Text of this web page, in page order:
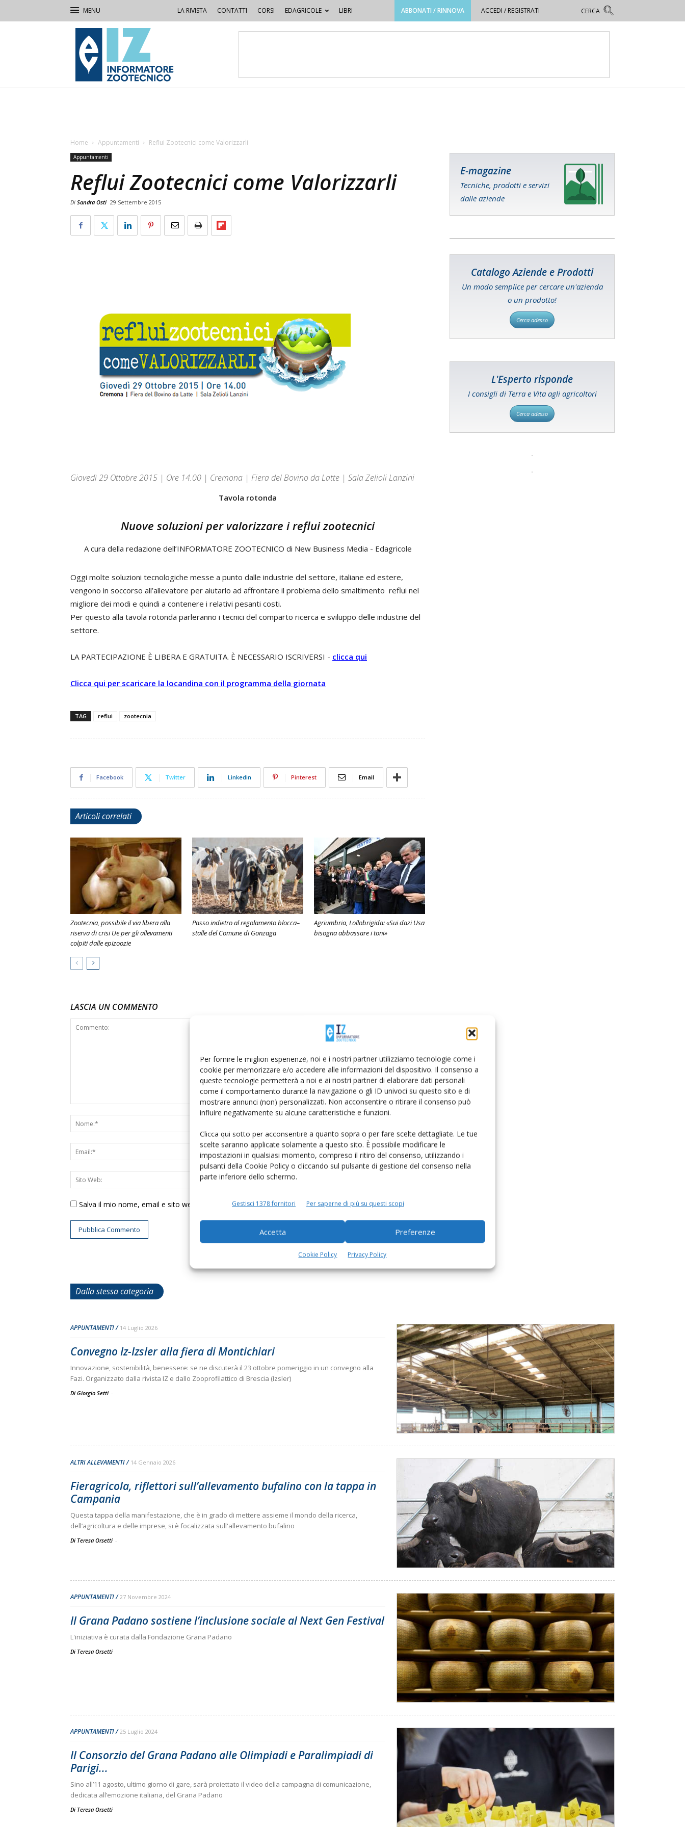
Per fornire le migliori esperienze, noi e i nostri partner utilizziamo tecnologie come i
cookie per memorizzare e/o accedere alle informazioni del dispositivo. Il consenso a
queste tecnologie permetterà a noi e ai nostri partner di elaborare dati personali
come il comportamento durante la navigazione o gli ID univoci su questo sito e di
mostrare annunci (non) personalizzati. Non acconsentire o ritirare il consenso può
influire negativamente su alcune caratteristiche e funzioni.
Clicca qui sotto per acconsentire a quanto sopra o per fare scelte dettagliate. Le tue
scelte saranno applicate solamente a questo sito. È possibile modificare le
impostazioni in qualsiasi momento, compreso il ritiro del consenso, utilizzando i
pulsanti della Cookie Policy o cliccando sul pulsante di gestione del consenso nella
parte inferiore dello schermo.
Gestisci 1378 fornitori Per saperne di più su questi scopi
Accetta Preferenze
Cookie Policy Privacy Policy
LA RIVISTA CONTATTI CORSI EDAGRICOLE LIBRI ABBONATI / RINNOVA ACCEDI / REGISTRATI
IZ
Informatore
Zootecnico
Home Appuntamenti Reflui Zootecnici come Valorizzarli
Appuntamenti
Reflui Zootecnici come Valorizzarli
Di Sandra Osti 29 Settembre 2015
Giovedì 29 Ottobre 2015 | Ore 14.00 | Cremona | Fiera del Bovino da Latte | Sala Zelioli Lanzini
Tavola rotonda
Nuove soluzioni per valorizzare i reflui zootecnici
A cura della redazione dell’INFORMATORE ZOOTECNICO di New Business Media - Edagricole
Oggi molte soluzioni tecnologiche messe a punto dalle industrie del settore, italiane ed estere,
vengono in soccorso all’allevatore per aiutarlo ad affrontare il problema dello smaltimento reflui nel
migliore dei modi e quindi a contenere i relativi pesanti costi.
Per questo alla tavola rotonda parleranno i tecnici del comparto ricerca e sviluppo delle industrie del
settore.
LA PARTECIPAZIONE È LIBERA E GRATUITA. È NECESSARIO ISCRIVERSI - clicca qui
Clicca qui per scaricare la locandina con il programma della giornata
TAG reflui zootecnia
Facebook Twitter Linkedin Pinterest Email
Articoli correlati
Zootecnia, possibile il via libera alla
riserva di crisi Ue per gli allevamenti
colpiti dalle epizoozie
Passo indietro al regolamento blocca–
stalle del Comune di Gonzaga
Agriumbria, Lollobrigida: «Sui dazi Usa
bisogna abbassare i toni»
LASCIA UN COMMENTO
Salva il mio nome, email e sito web in questo browser per la prossima volta che commento.
E-magazine
Tecniche, prodotti e servizi
dalle aziende
Catalogo Aziende e Prodotti
Un modo semplice per cercare un'azienda
o un prodotto!
Cerca adesso
L'Esperto risponde
I consigli di Terra e Vita agli agricoltori
Cerca adesso
Dalla stessa categoria
APPUNTAMENTI 14 Luglio 2026
Convegno Iz-Izsler alla fiera di Montichiari
Innovazione, sostenibilità, benessere: se ne discuterà il 23 ottobre pomeriggio in un convegno alla
Fazi. Organizzato dalla rivista IZ e dallo Zooprofilattico di Brescia (Izsler)
Di Giorgio Setti -
ALTRI ALLEVAMENTI 14 Gennaio 2026
Fieragricola, riflettori sull’allevamento bufalino con la tappa in
Campania
Questa tappa della manifestazione, che è in grado di mettere assieme il mondo della ricerca,
dell’agricoltura e delle imprese, si è focalizzata sull'allevamento bufalino
Di Teresa Orsetti -
APPUNTAMENTI 27 Novembre 2024
Il Grana Padano sostiene l’inclusione sociale al Next Gen Festival
L'iniziativa è curata dalla Fondazione Grana Padano
Di Teresa Orsetti
APPUNTAMENTI 25 Luglio 2024
Il Consorzio del Grana Padano alle Olimpiadi e Paralimpiadi di
Parigi...
Sino all’11 agosto, ultimo giorno di gare, sarà proiettato il video della campagna di comunicazione,
dedicata all’emozione italiana, del Grana Padano
Di Teresa Orsetti